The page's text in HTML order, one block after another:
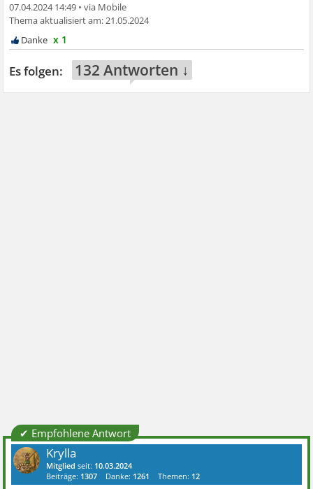
07.04.2024 14:49 •
21.05.2024
x 1
132 Antworten ↓
✔ Empfohlene Antwort
Krylla
Mitglied seit: 10.03.2024
Beiträge: 1307 Danke: 1261 Themen: 12